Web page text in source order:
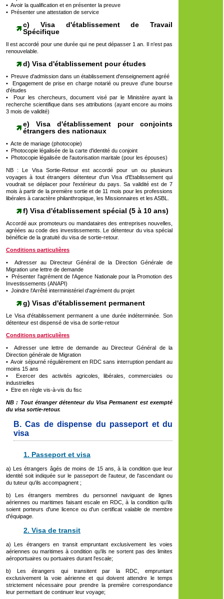
• Avoir la qualification et en présenter la preuve
• Présenter une attestation de service
c) Visa d'établissement de Travail
Spécifique
Il est accordé pour une durée qui ne peut dépasser 1 an. Il n'est pas
renouvelable.
d) Visa d'établissement pour études
• Preuve d'admission dans un établissement d'enseignement agréé
• Engagement de prise en charge notarié ou preuve d'une bourse
d'études
• Pour les chercheurs, document visé par le Ministère ayant la
recherche scientifique dans ses attributions (ayant encore au moins
3 mois de validité)
e) Visa d'établissement pour conjoints
étrangers des nationaux
• Acte de mariage (photocopie)
• Photocopie légalisée de la carte d'identité du conjoint
• Photocopie légalisée de l'autorisation maritale (pour les épouses)
NB : Le Visa Sortie-Retour est accordé pour un ou plusieurs
voyages à tout étrangers détenteur d'un Visa d'Etablissement qui
voudrait se déplacer pour l'extérieur du pays. Sa validité est de 7
mois à partir de la première sortie et de 11 mois pour les professions
libérales à caractère philanthropique, les Missionnaires et les ASBL.
f) Visa d'établissement spécial (5 à 10 ans)
Accordé aux promoteurs ou mandataires des entreprises nouvelles,
agréées au code des investissements. Le détenteur du visa spécial
bénéficie de la gratuité du visa de sortie-retour.
Conditions particulières
• Adresser au Directeur Général de la Direction Générale de
Migration une lettre de demande
• Présenter l'agrément de l'Agence Nationale pour la Promotion des
Investissements (ANAPI)
• Joindre l'Arrêté interministériel d'agrément du projet
g) Visas d'établissement permanent
Le Visa d'établissement permanent a une durée indéterminée. Son
détenteur est dispensé de visa de sortie-retour
Conditions particulières
• Adresser une lettre de demande au Directeur Général de la
Direction générale de Migration
• Avoir séjourné régulièrement en RDC sans interruption pendant au
moins 15 ans
• Exercer des activités agricoles, libérales, commerciales ou
industrielles
• Etre en règle vis-à-vis du fisc
NB : Tout étranger détenteur du Visa Permanent est exempté
du visa sortie-retour.
B. Cas de dispense du passeport et du
visa
1. Passeport et visa
a) Les étrangers âgés de moins de 15 ans, à la condition que leur
identité soit indiquée sur le passeport de l'auteur, de l'ascendant ou
du tuteur qu'ils accompagnent ;
b) Les étrangers membres du personnel naviguant de lignes
aériennes ou maritimes faisant escale en RDC, à la condition qu'ils
soient porteurs d'une licence ou d'un certificat valable de membre
d'équipage.
2. Visa de transit
a) Les étrangers en transit empruntant exclusivement les voies
aériennes ou maritimes à condition qu'ils ne sortent pas des limites
aéroportuaires ou portuaires durant l'escale;
b) Les étrangers qui transitent par la RDC, empruntant
exclusivement la voie aérienne et qui doivent attendre le temps
strictement nécessaire pour prendre la première correspondance
leur permettant de continuer leur voyage;